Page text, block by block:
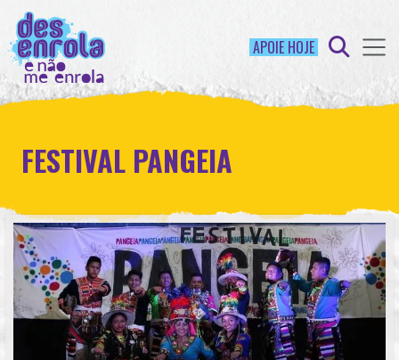
APOIE HOJE
FESTIVAL PANGEIA